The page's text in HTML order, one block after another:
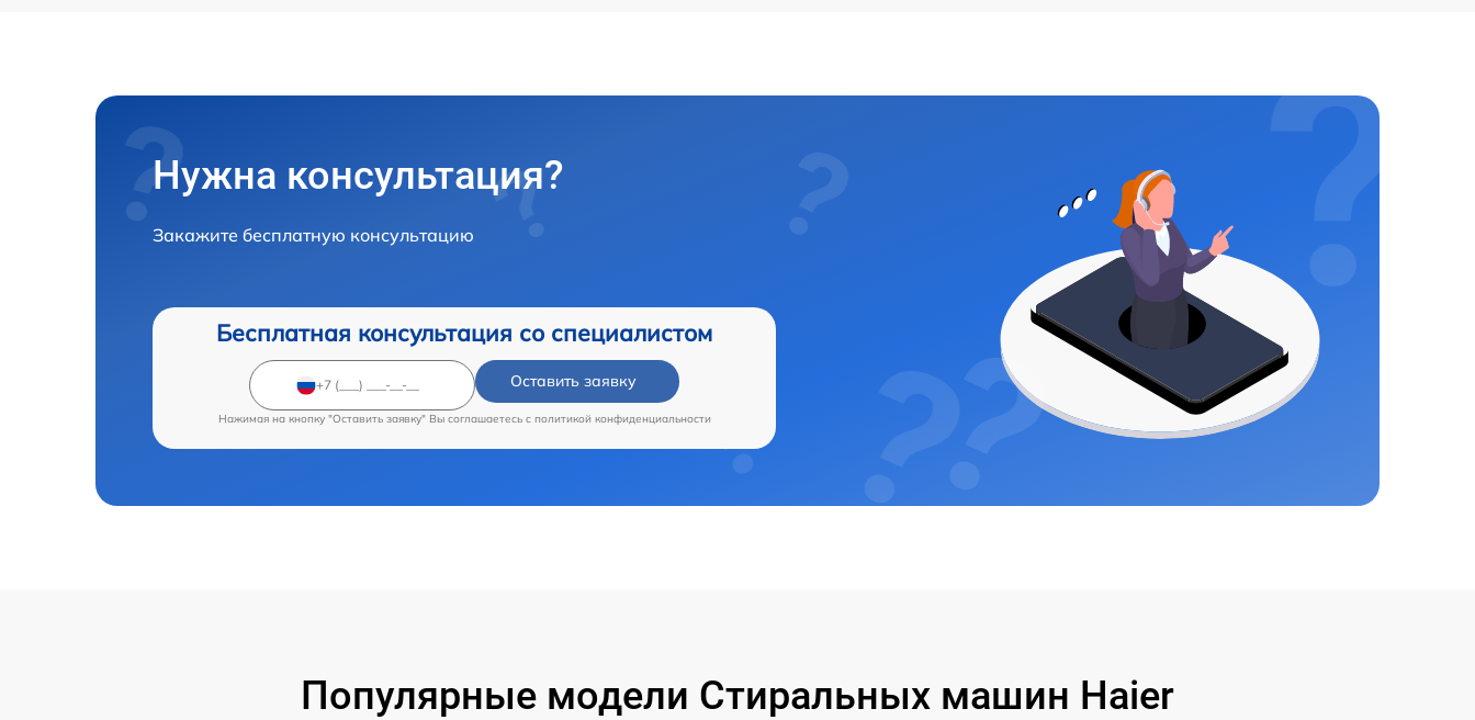
Нужна консультация?
Закажите бесплатную консультацию
Бесплатная консультация со специалистом
Оставить заявку
Нажимая на кнопку "Оставить заявку" Вы соглашаетесь c политикой конфиденциальности
Популярные модели Стиральных машин Haier